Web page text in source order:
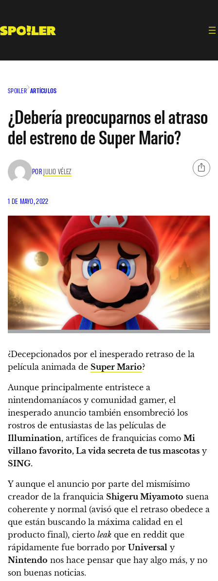
contenido
SPOILER ARTÍCULOS
¿Debería preocuparnos el atraso
del estreno de Super Mario?
POR JULIO VÉLEZ
1 DE MAYO, 2022
¿Decepcionados por el inesperado retraso de la
película animada de Super Mario?
Aunque principalmente entristece a
nintendomaníacos y comunidad gamer, el
inesperado anuncio también ensombreció los
rostros de entusiastas de las películas de
Illumination, artífices de franquicias como Mi
villano favorito, La vida secreta de tus mascotas y
SING.
Y aunque el anuncio por parte del mismísimo
creador de la franquicia Shigeru Miyamoto suena
coherente y normal (avisó que el retraso obedece a
que están buscando la máxima calidad en el
producto final), cierto leak que en reddit que
rápidamente fue borrado por Universal y
Nintendo nos hace pensar que hay algo más, y no
son buenas noticias.